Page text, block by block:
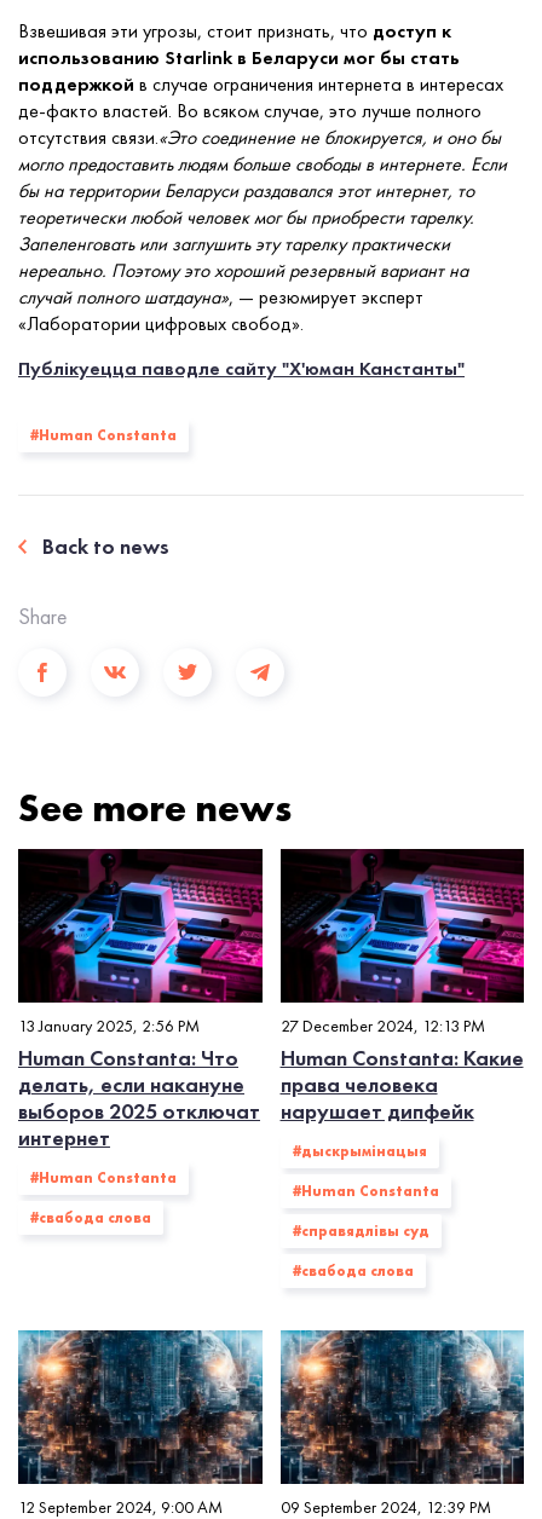
Взвешивая эти угрозы, стоит признать, что доступ к
использованию Starlink в Беларуси мог бы стать
поддержкой в случае ограничения интернета в интересах
де-факто властей. Во всяком случае, это лучше полного
отсутствия связи.«Это соединение не блокируется, и оно бы
могло предоставить людям больше свободы в интернете. Если
бы на территории Беларуси раздавался этот интернет, то
теоретически любой человек мог бы приобрести тарелку.
Запеленговать или заглушить эту тарелку практически
нереально. Поэтому это хороший резервный вариант на
случай полного шатдауна», — резюмирует эксперт
«Лаборатории цифровых свобод».
Публікуецца паводле сайту "Х'юман Канстанты"
#Human Constanta
Back to news
Share
See more news
13 January 2025, 2:56 PM
Human Constanta: Что
делать, если накануне
выборов 2025 отключат
интернет
#Human Constanta
#свабода слова
27 December 2024, 12:13 PM
Human Constanta: Какие
права человека
нарушает дипфейк
#дыскрымінацыя
#Human Constanta
#справядлівы суд
#свабода слова
12 September 2024, 9:00 AM 09 September 2024, 12:39 PM